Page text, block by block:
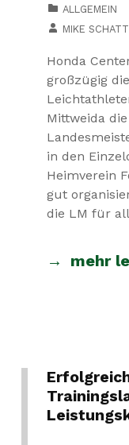
ALLGEMEIN
MIKE
Honda
großzügig
Mittweida
in den
Heimverein
gut
die LM für
mehr